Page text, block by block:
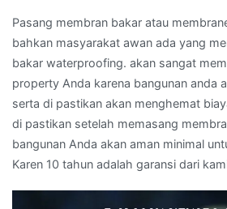
Pasang membran bakar atau
bahkan masyarakat awan ada yang
bakar waterproofing. akan sangat
property Anda karena bangunan anda
serta di pastikan akan menghemat
di pastikan setelah memasang
bangunan Anda akan aman minimal
Karen 10 tahun adalah garansi dari